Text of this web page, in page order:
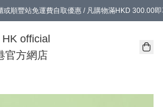
或順豐站免運費自取優惠 / 凡購物滿HKD 300.00
official
官方網店